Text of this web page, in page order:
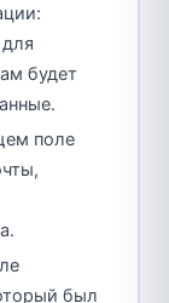
будет
поле
был